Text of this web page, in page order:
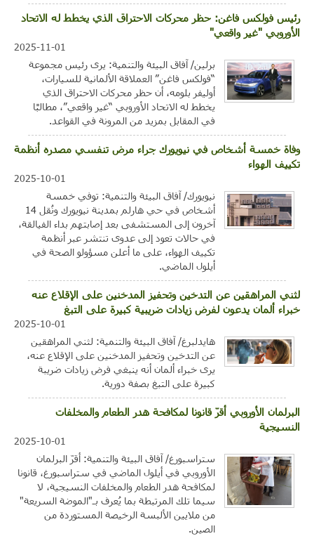
رئيس فولكس فاغن: حظر محركات الاحتراق الذي يخطط له الاتحاد
الأوروبي "غير واقعي"
2025-11-01
برلين/ آفاق البيئة والتنمية: يرى رئيس مجموعة
“فولكس فاغن” العملاقة الألمانية للسيارات،
أوليفر بلومه، أن حظر محركات الاحتراق الذي
يخطط له الاتحاد الأوروبي “غير واقعي”، مطالبًا
في المقابل بمزيد من المرونة في القواعد.
وفاة خمسة أشخاص في نيويورك جراء مرض تنفسي مصدره أنظمة
تكييف الهواء
2025-10-01
نيويورك/ آفاق البيئة والتنمية: توفي خمسة
أشخاص في حي هارلم بمدينة نيويورك ونُقل 14
آخرون إلى المستشفى بعد إصابتهم بداء الفيالقة،
في حالات تعود إلى عدوى تنتشر عبر أنظمة
تكييف الهواء، على ما أعلن مسؤولو الصحة في
أيلول الماضي.
لثني المراهقين عن التدخين وتحفيز المدخنين على الإقلاع عنه
خبراء ألمان يدعون لفرض زيادات ضريبية كبيرة على التبغ
2025-10-01
هايدلبرغ/ آفاق البيئة والتنمية: لثني المراهقين
عن التدخين وتحفيز المدخنين على الإقلاع عنه،
يرى خبراء ألمان أنه ينبغي فرض زيادات ضريبة
كبيرة على التبغ بصفة دورية.
البرلمان الأوروبي أقرّ قانونا لمكافحة هدر الطعام والمخلفات
النسيجية
2025-10-01
ستراسبورغ/ آفاق البيئة والتنمية: أقرّ البرلمان
الأوروبي في أيلول الماضي في ستراسبورغ، قانونا
لمكافحة هدر الطعام والمخلفات النسيجية، لا
سيما تلك المرتبطة بما يُعرف بـ"الموضة السريعة"
من ملايين الألبسة الرخيصة المستوردة من
الصين.